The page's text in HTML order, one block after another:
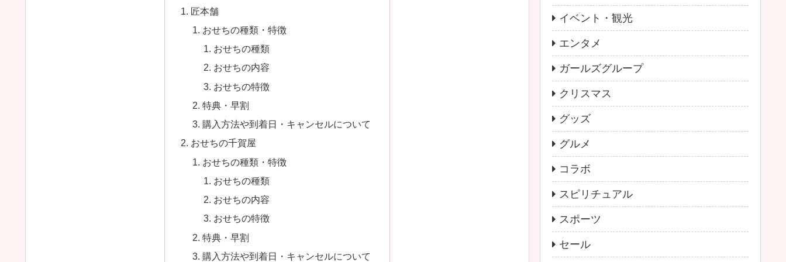
匠本舗
おせちの種類・特徴
おせちの種類
おせちの内容
おせちの特徴
特典・早割
購入方法や到着日・キャンセルについて
おせちの千賀屋
おせちの種類・特徴
おせちの種類
おせちの内容
おせちの特徴
特典・早割
購入方法や到着日・キャンセルについて
イベント・観光
エンタメ
ガールズグループ
クリスマス
グッズ
グルメ
コラボ
スピリチュアル
スポーツ
セール